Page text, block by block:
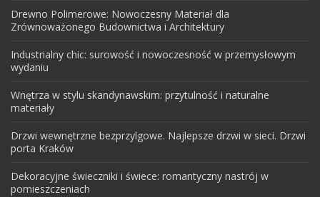
Drewno Polimerowe: Nowoczesny Materiał dla
Zrównoważonego Budownictwa i Architektury
Industrialny chic: surowość i nowoczesność w przemysłowym
wydaniu
Wnętrza w stylu skandynawskim: przytulność i naturalne
materiały
Drzwi wewnętrzne bezprzylgowe. Najlepsze drzwi w sieci. Drzwi
porta Kraków
Dekoracyjne świeczniki i świece: romantyczny nastrój w
pomieszczeniach